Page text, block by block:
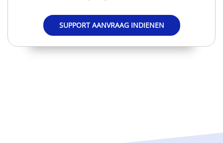
SUPPORT AANVRAAG INDIENEN